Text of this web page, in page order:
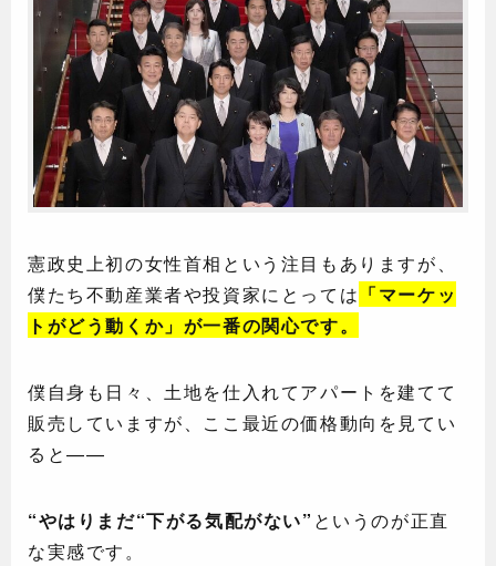
憲政史上初の女性首相という注目もありますが、
僕たち不動産業者や投資家にとっては 「マーケッ
トがどう動くか」が一番の関心です。
僕自身も日々、土地を仕入れてアパートを建てて
販売していますが、ここ最近の価格動向を見てい
ると——
“やはりまだ“下がる気配がない” というのが正直
な実感です。